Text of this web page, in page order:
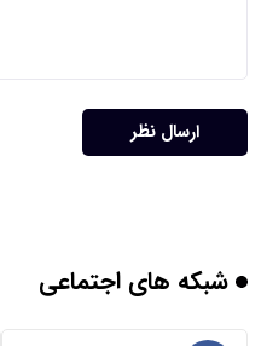
ارسال نظر
شبکه های اجتماعی